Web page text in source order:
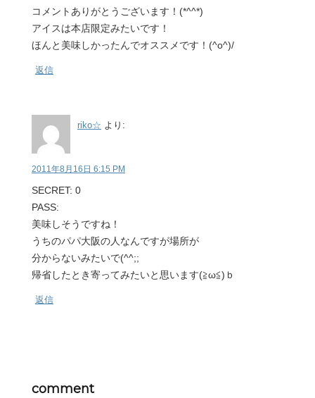
コメントありがとうございます！(*^^*)
アイスは本店限定みたいです！
ほんと美味しかったんでオススメです！(^o^)/
返信
riko☆ より:
2011年8月16日 6:15 PM
SECRET: 0
PASS:
美味しそうですね！
うちのパパ大阪の人なんですが場所が
分からないみたいで(^^;;
帰省したとき寄ってみたいと思います(≧ω≦)ｂ
返信
comment